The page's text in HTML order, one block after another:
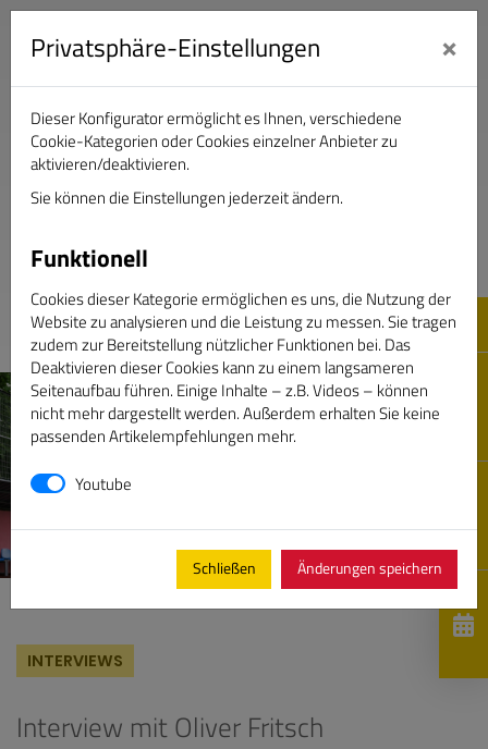
Verband Deutscher Sportjournalisten e.V.
INTERVIEWS
Interview mit Oliver Fritsch
Privatsphäre-Einstellungen ×
Dieser Konfigurator ermöglicht es Ihnen, verschiedene
Cookie-Kategorien oder Cookies einzelner Anbieter zu
aktivieren/deaktivieren.
Sie können die Einstellungen jederzeit ändern.
Funktionell
Cookies dieser Kategorie ermöglichen es uns, die Nutzung der
Website zu analysieren und die Leistung zu messen. Sie tragen
zudem zur Bereitstellung nützlicher Funktionen bei. Das
Deaktivieren dieser Cookies kann zu einem langsameren
Seitenaufbau führen. Einige Inhalte – z.B. Videos – können
nicht mehr dargestellt werden. Außerdem erhalten Sie keine
passenden Artikelempfehlungen mehr.
Youtube
Schließen Änderungen speichern